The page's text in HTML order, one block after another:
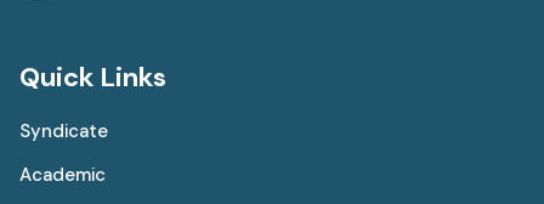
Quick Links
Syndicate
Academic